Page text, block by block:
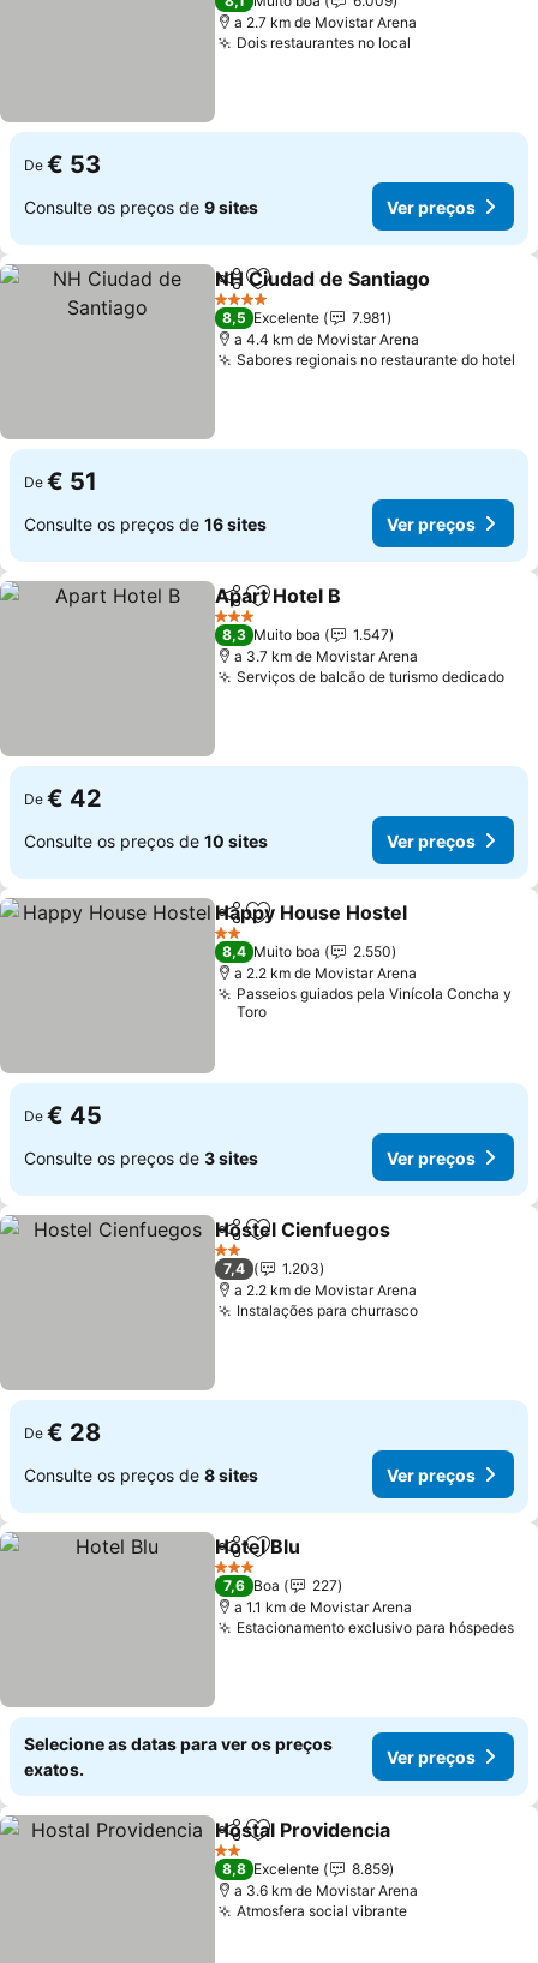
a 2.7 km de Movistar Arena
Dois restaurantes no local
De € 53
Consulte os preços de 9 sites Ver preços
PartilharAdicionar aos favoritos
NH Ciudad de Santiago
4 Estrelas
8,5 Excelente
7.981
a 4.4 km de Movistar Arena
Sabores regionais no restaurante do hotel
De € 51
Consulte os preços de 16 sites Ver preços
PartilharAdicionar aos favoritos
Apart Hotel B
3 Estrelas
8,3 Muito boa
1.547
a 3.7 km de Movistar Arena
Serviços de balcão de turismo dedicado
De € 42
Consulte os preços de 10 sites Ver preços
PartilharAdicionar aos favoritos
Happy House Hostel
2 Estrelas
8,4 Muito boa
2.550
a 2.2 km de Movistar Arena
Passeios guiados pela Vinícola Concha y
Toro
De € 45
Consulte os preços de 3 sites Ver preços
PartilharAdicionar aos favoritos
Hostel Cienfuegos
2 Estrelas
7,4
1.203
a 2.2 km de Movistar Arena
Instalações para churrascoVer preços
De € 28
Consulte os preços de 8 sites Ver preços
PartilharAdicionar aos favoritos
Hotel Blu
3 Estrelas
7,6 Boa
227
a 1.1 km de Movistar Arena
Estacionamento exclusivo para hóspedes
Selecione as datas para ver os preços
exatos.
Ver preços
PartilharAdicionar aos favoritos
Hostal Providencia
2 Estrelas
8,8 Excelente
8.859
a 3.6 km de Movistar Arena
Atmosfera social vibranteVer preços